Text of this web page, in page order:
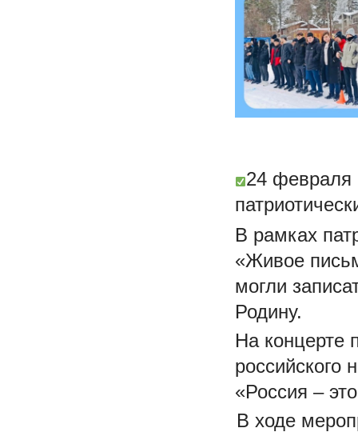
24 февраля
В рамках
«Живое
могли
Родину.
На концерте
российского
«Россия –
В ходе